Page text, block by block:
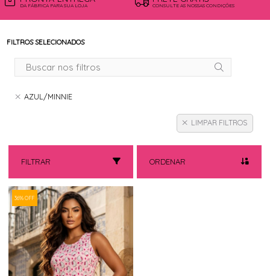
DA FÁBRICA PARA SUA LOJA CONSULTE AS NOSSAS CONDIÇÕES
FILTROS SELECIONADOS
AZUL/MINNIE
LIMPAR FILTROS
FILTRAR ORDENAR
36% OFF